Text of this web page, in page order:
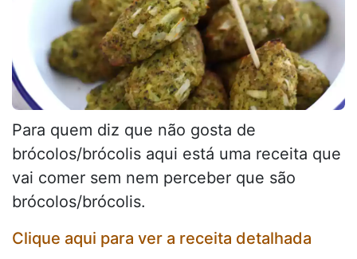
Para quem diz que não gosta de
brócolos/brócolis aqui está uma receita que
vai comer sem nem perceber que são
brócolos/brócolis.
Clique aqui para ver a receita detalhada